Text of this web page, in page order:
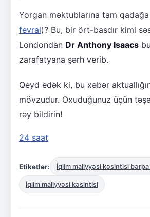
Yorgan məktublarına tam
fevral)? Bu, bir ört-basdır kimi
Londondan Dr Anthony Isaacs
zarafatyana şərh verib.
Qeyd edək ki, bu xəbər
mövzudur. Oxuduğunuz üçün
rəy bildirin!
24 saat
Etiketlər: İqlim maliyyəsi kəsintisi
İqlim maliyyəsi kəsintisi